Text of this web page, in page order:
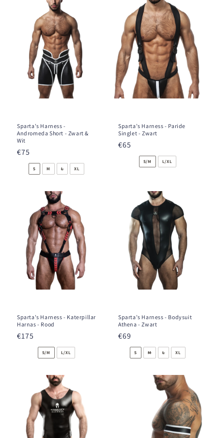
Sparta's Harness -
Andromeda Short - Zwart &
Wit
Normale
prijs
€75
S M L XL
Sparta's Harness - Paride
Singlet - Zwart
Normale
€65
S/M L/XL
Sparta's Harness - Katerpillar
Harnas - Rood
Normale
€175
S/M L/XL
Sparta's Harness - Bodysuit
Athena - Zwart
Normale
prijs
€69
S M L XL